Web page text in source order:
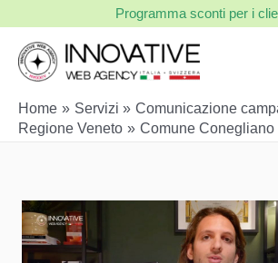
contenuto
Programma sconti per i
Home Servizi
Comunicazione
Regione Veneto
Comune Conegliano